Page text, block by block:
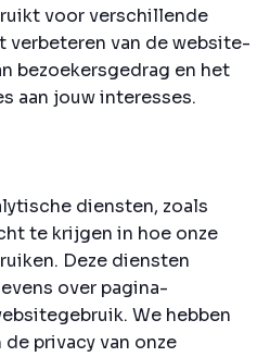
voor verschillende
verbeteren van de website-
bezoekersgedrag en het
aan jouw interesses.
diensten, zoals
te krijgen in hoe onze
Deze diensten
over pagina-
We hebben
privacy van onze